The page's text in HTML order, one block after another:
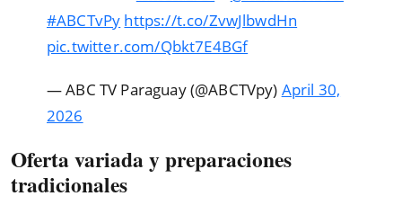
#ABCTvPy https://t.co/ZvwJlbwdHn
pic.twitter.com/Qbkt7E4BGf
— ABC TV Paraguay (@ABCTVpy) April 30,
2026
Oferta variada y preparaciones
tradicionales